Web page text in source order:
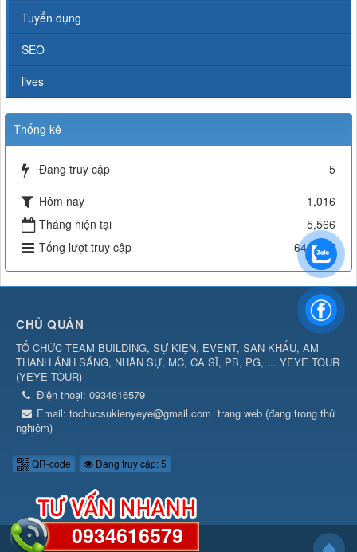
Tuyển dụng
SEO
lives
Thống kê
Đang truy cập
5
Hôm nay
1,016
Tháng hiện tại
5,566
Tổng lượt truy cập
642,397
CHỦ QUẢN
TỔ CHỨC TEAM BUILDING, SỰ KIỆN, EVENT, SÂN KHẤU, ÂM
THANH ÁNH SÁNG, NHÂN SỰ, MC, CA SĨ, PB, PG, ... YEYE TOUR
(YEYE TOUR)
Điện thoại: 0934616579
Email: tochucsukienyeye@gmail.com trang web (đang trong thử
nghiệm)
QR-code Đang truy cập: 5
0934616579